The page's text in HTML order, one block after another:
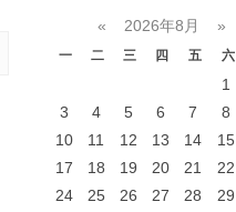
« 2026年8月 »
一 二 三 四 五 六
1
3
4 5 6 7 8
10
11 12 13 14 15
17
18 19 20 21 22
24
25 26 27 28 29